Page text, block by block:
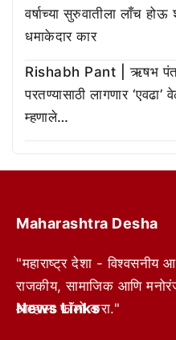
वर्षाच्या सुरुवातीला लाँच होऊ
धमाकेदार कार
Rishabh Pant | ऋषभ
परतण्यासाठी लागणार ‘एवढा’
म्हणाले…
Maharashtra Desha
"महाराष्ट्र देशा - विश्वसनीय
राजकीय, सामाजिक आणि
आम्हाला फॉलो करा."
News Links